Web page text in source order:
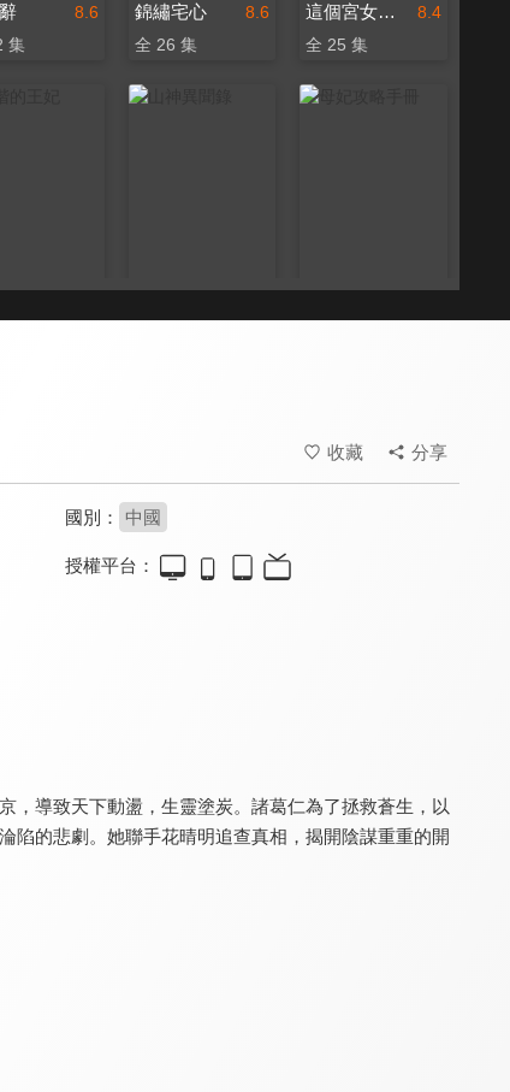
8.6
集
8.6
錦繡宅心
全 26 集
8.4
這個宮女不太冷靜
全 25 集
收藏 分享
國別： 中國
授權平台：
，導致天下動盪，生靈塗炭。諸葛仁為了拯救蒼生，以
陷的悲劇。她聯手花晴明追查真相，揭開陰謀重重的開